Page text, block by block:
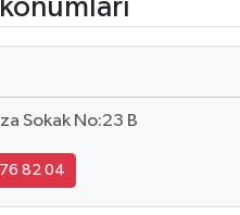
Sokak No:23 B
82 04